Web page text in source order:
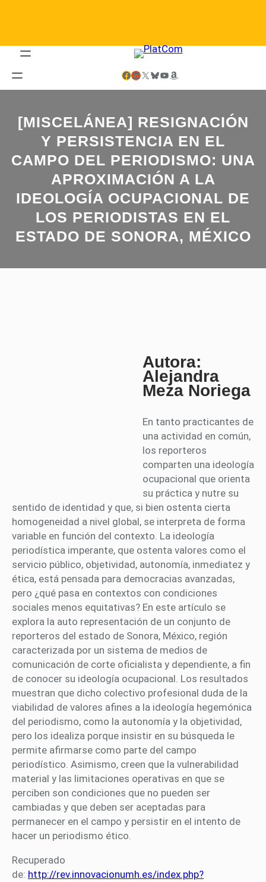
Facebook LinkedIn X Bluesky YouTube Amazon
[MISCELÁNEA] RESIGNACIÓN
Y PERSISTENCIA EN EL
CAMPO DEL PERIODISMO: UNA
APROXIMACIÓN A LA
IDEOLOGÍA OCUPACIONAL DE
LOS PERIODISTAS EN EL
ESTADO DE SONORA, MÉXICO
Autora:
Alejandra
Meza Noriega
En tanto practicantes de
una actividad en común,
los reporteros
comparten una ideología
ocupacional que orienta
su práctica y nutre su
sentido de identidad y que, si bien ostenta cierta
homogeneidad a nivel global, se interpreta de forma
variable en función del contexto. La ideología
periodística imperante, que ostenta valores como el
servicio público, objetividad, autonomía, inmediatez y
ética, está pensada para democracias avanzadas,
pero ¿qué pasa en contextos con condiciones
sociales menos equitativas? En este artículo se
explora la auto representación de un conjunto de
reporteros del estado de Sonora, México, región
caracterizada por un sistema de medios de
comunicación de corte oficialista y dependiente, a fin
de conocer su ideología ocupacional. Los resultados
muestran que dicho colectivo profesional duda de la
viabilidad de valores afines a la ideología hegemónica
del periodismo, como la autonomía y la objetividad,
pero los idealiza porque insistir en su búsqueda le
permite afirmarse como parte del campo
periodístico. Asimismo, creen que la vulnerabilidad
material y las limitaciones operativas en que se
perciben son condiciones que no pueden ser
cambiadas y que deben ser aceptadas para
permanecer en el campo y persistir en el intento de
hacer un periodismo ético.
Recuperado
de: http://rev.innovacionumh.es/index.php?